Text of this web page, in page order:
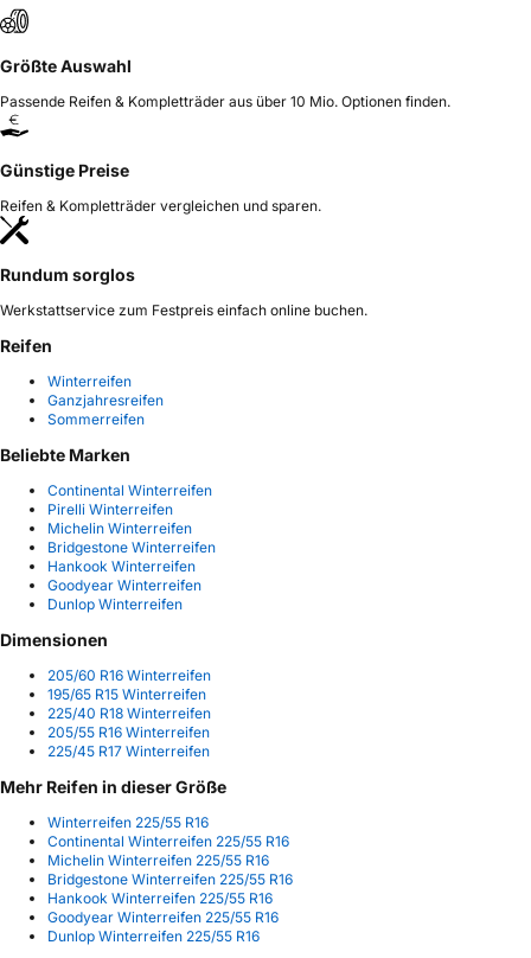
Größte Auswahl
Passende Reifen & Kompletträder aus über 10 Mio. Optionen finden.
Günstige Preise
Reifen & Kompletträder vergleichen und sparen.
Rundum sorglos
Werkstattservice zum Festpreis einfach online buchen.
Reifen
Winterreifen
Ganzjahresreifen
Sommerreifen
Beliebte Marken
Continental Winterreifen
Pirelli Winterreifen
Michelin Winterreifen
Bridgestone Winterreifen
Hankook Winterreifen
Goodyear Winterreifen
Dunlop Winterreifen
Dimensionen
205/60 R16 Winterreifen
195/65 R15 Winterreifen
225/40 R18 Winterreifen
205/55 R16 Winterreifen
225/45 R17 Winterreifen
Mehr Reifen in dieser Größe
Winterreifen 225/55 R16
Continental Winterreifen 225/55 R16
Michelin Winterreifen 225/55 R16
Bridgestone Winterreifen 225/55 R16
Hankook Winterreifen 225/55 R16
Goodyear Winterreifen 225/55 R16
Dunlop Winterreifen 225/55 R16